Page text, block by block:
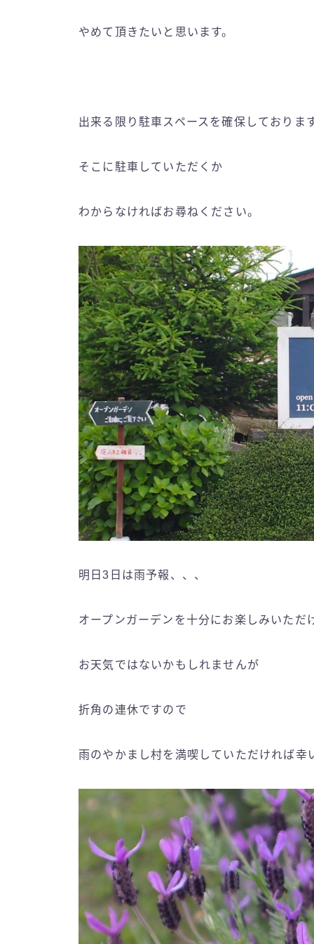
やめて頂きたいと思います。
出来る限り駐車スペースを確保しておりま
そこに駐車していただくか
わからなければお尋ねください。
明日3日は雨予報、、、
オープンガーデンを十分にお楽しみいただ
お天気ではないかもしれませんが
折角の連休ですので
雨のやかまし村を満喫していただければ幸